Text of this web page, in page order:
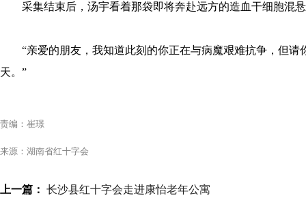
采集结束后，汤宇看着那袋即将奔赴远方的造血干细胞混
“亲爱的朋友，我知道此刻的你正在与病魔艰难抗争，但
天。”
责编：崔璟
来源：湖南省红十字会
上一篇： 长沙县红十字会走进康怡老年公寓